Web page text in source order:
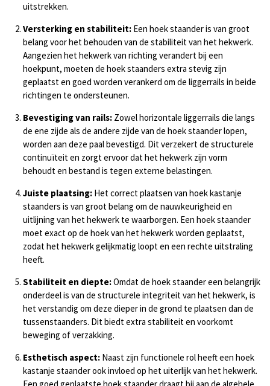
uitstrekken.
Versterking en stabiliteit:Een hoek staander is van groot
belang voor het behouden van de stabiliteit van het hekwerk.
Aangezien het hekwerk van richting verandert bij een
hoekpunt, moeten de hoek staanders extra stevig zijn
geplaatst en goed worden verankerd om de liggerrails in beide
richtingen te ondersteunen.
Bevestiging van rails:Zowel horizontale liggerrails die langs
de ene zijde als de andere zijde van de hoek staander lopen,
worden aan deze paal bevestigd. Dit verzekert de structurele
continuïteit en zorgt ervoor dat het hekwerk zijn vorm
behoudt en bestand is tegen externe belastingen.
Juiste plaatsing:Het correct plaatsen van hoek kastanje
staanders is van groot belang om de nauwkeurigheid en
uitlijning van het hekwerk te waarborgen. Een hoek staander
moet exact op de hoek van het hekwerk worden geplaatst,
zodat het hekwerk gelijkmatig loopt en een rechte uitstraling
heeft.
Stabiliteit en diepte:Omdat de hoek staander een belangrijk
onderdeel is van de structurele integriteit van het hekwerk, is
het verstandig om deze dieper in de grond te plaatsen dan de
tussenstaanders. Dit biedt extra stabiliteit en voorkomt
beweging of verzakking.
Esthetisch aspect:Naast zijn functionele rol heeft een hoek
kastanje staander ook invloed op het uiterlijk van het hekwerk.